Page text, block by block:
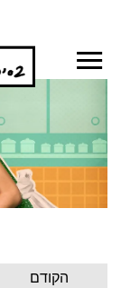
Skip
הקודם